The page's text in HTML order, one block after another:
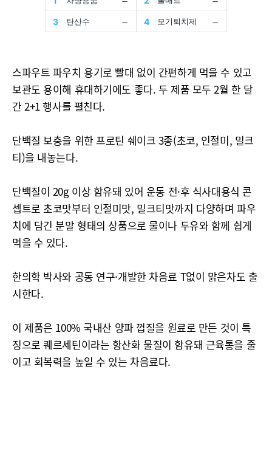
스파우트 파우치 용기로 빨대 없이 간편하게 먹을 수 있고
보관도 용이해 휴대하기에도 좋다. 두 제품 모두 2월 한 달
간 2+1 행사를 펼친다.
단백질 보충을 위한 프로틴 쉐이크 3종(초코, 인절미, 밀크
티)을 내놓는다.
단백질이 20g 이상 함유돼 있어 운동 전·후 식사대용식 콘
셉트로 초코맛부터 인절미맛, 밀크티맛까지 다양하며 파우
치에 담긴 분말 형태의 상품으로 물이나 두유와 함께 쉽게
먹을 수 있다.
한의학 박사와 공동 연구·개발한 차음료 T없이 맑은차도 출
시한다.
이 제품은 100% 국내산 양파 껍질을 원료로 만든 것이 특
징으로 퀘르세틴이라는 항산화 물질이 함유돼 근육통을 줄
이고 회복력을 높일 수 있는 차음료다.